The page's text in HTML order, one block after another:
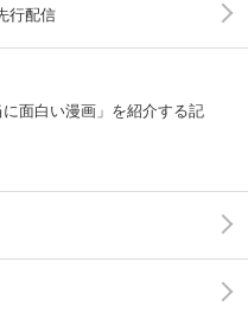
行配信
面白い漫画」を紹介する記